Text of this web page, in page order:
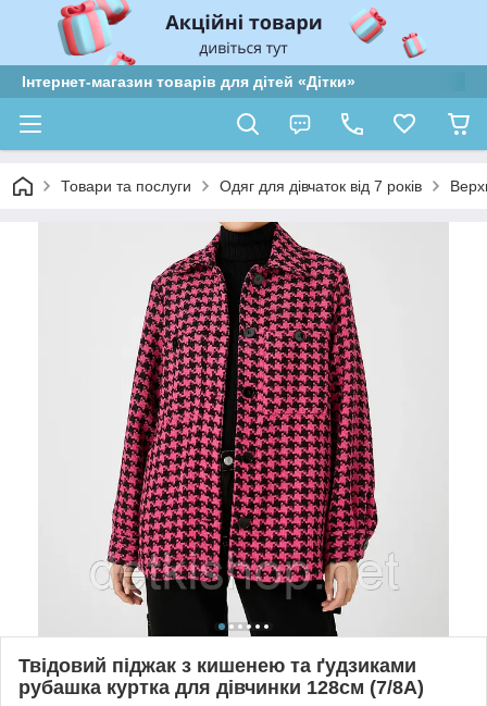
Інтернет-магазин товарів для дітей «Дітки»
Товари та послуги Одяг для дівчаток від 7 років
Твідовий піджак з кишенею та ґудзиками
рубашка куртка для дівчинки 128см (7/8А)